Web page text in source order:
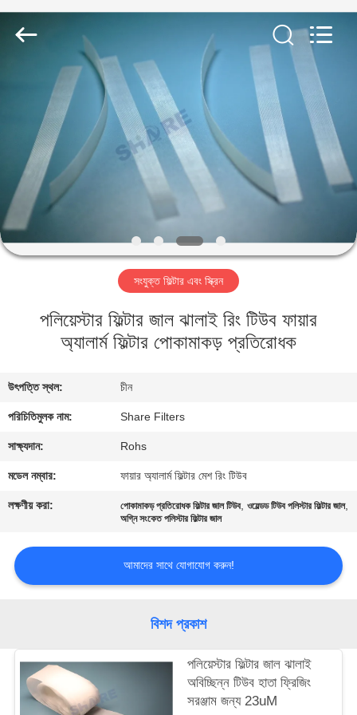
ভিডিও
আমাদের
সম্বন্ধে
কারখানা
গুণমান
নিয়ন্ত্রণ
আমাদের
সাথে
করুন
মামলা
একটি
Share
Limited.
সংযুক্ত ফিল্টার এবং স্ক্রিন
পলিয়েস্টার ফিল্টার জাল ঝালাই রিং টিউব ফায়ার
অ্যালার্ম ফিল্টার পোকামাকড় প্রতিরোধক
উৎপত্তি স্থল: চীন
পরিচিতিমুলক নাম: Share Filters
সাক্ষ্যদান: Rohs
মডেল নম্বার: ফায়ার অ্যালার্ম ফিল্টার মেশ রিং টিউব
লক্ষণীয় করা: পোকামাকড় প্রতিরোধক ফিল্টার জাল টিউব,ওয়েল্ডড টিউব পলিস্টার ফিল্টার জাল,
অগ্নি সংকেত পলিস্টার ফিল্টার জাল
আমাদের সাথে যোগাযোগ করুন!
বিশদ প্রকাশ
পলিয়েস্টার ফিল্টার জাল ঝালাই
অবিচ্ছিন্ন টিউব হাতা ফ্রিজিং
সরঞ্জাম জন্য 23uM